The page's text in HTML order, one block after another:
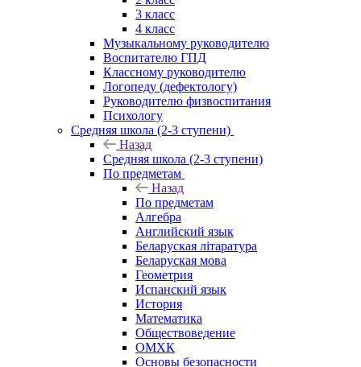
3 класс
4 класс
Музыкальному руководителю
Воспитателю ГПД
Классному руководителю
Логопеду (дефектологу)
Руководителю физвоспитания
Психологу
Средняя школа (2-3 ступени)
Назад
Средняя школа (2-3 ступени)
По предметам
Назад
По предметам
Алгебра
Английский язык
Беларуская літаратура
Беларуская мова
Геометрия
Испанский язык
История
Математика
Обществоведение
ОМХК
Основы безопасности